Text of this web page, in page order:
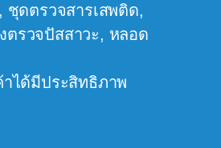
ดตรวจสารเสพติด,
ตรวจปัสสาวะ, หลอด
ได้มีประสิทธิภาพ